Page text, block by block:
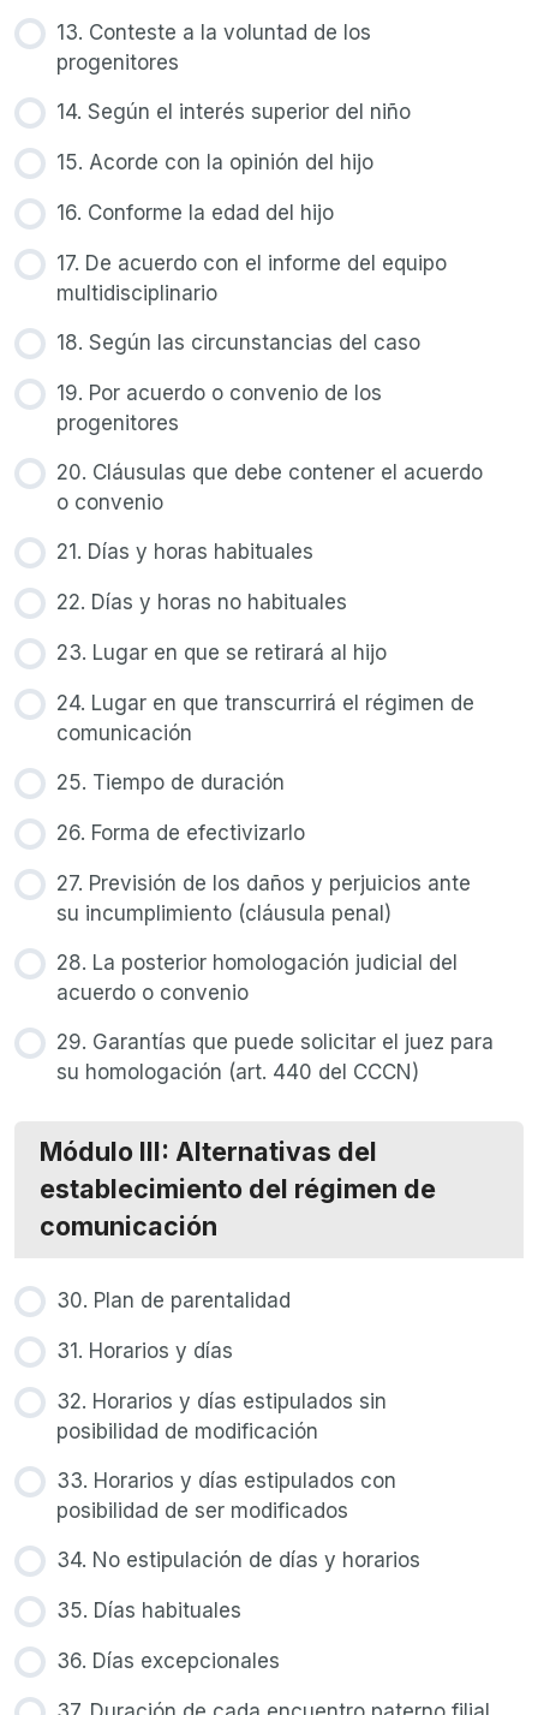
13. Conteste a la voluntad de los
progenitores
14. Según el interés superior del niño
15. Acorde con la opinión del hijo
16. Conforme la edad del hijo
17. De acuerdo con el informe del equipo
multidisciplinario
18. Según las circunstancias del caso
19. Por acuerdo o convenio de los
progenitores
20. Cláusulas que debe contener el acuerdo
o convenio
21. Días y horas habituales
22. Días y horas no habituales
23. Lugar en que se retirará al hijo
24. Lugar en que transcurrirá el régimen de
comunicación
25. Tiempo de duración
26. Forma de efectivizarlo
27. Previsión de los daños y perjuicios ante
su incumplimiento (cláusula penal)
28. La posterior homologación judicial del
acuerdo o convenio
29. Garantías que puede solicitar el juez para
su homologación (art. 440 del CCCN)
Módulo III: Alternativas del
establecimiento del régimen de
comunicación
30. Plan de parentalidad
31. Horarios y días
32. Horarios y días estipulados sin
posibilidad de modificación
33. Horarios y días estipulados con
posibilidad de ser modificados
34. No estipulación de días y horarios
35. Días habituales
36. Días excepcionales